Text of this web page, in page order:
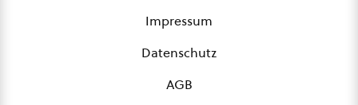
Impressum
Datenschutz
AGB